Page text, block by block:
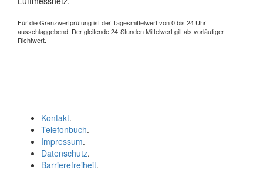
Für die Grenzwertprüfung ist der Tagesmittelwert von 0 bis 24 Uhr
ausschlaggebend. Der gleitende 24-Stunden Mittelwert gilt als vorläufiger
Richtwert.
Kontakt.
Telefonbuch.
Impressum.
Datenschutz.
Barrierefreiheit.